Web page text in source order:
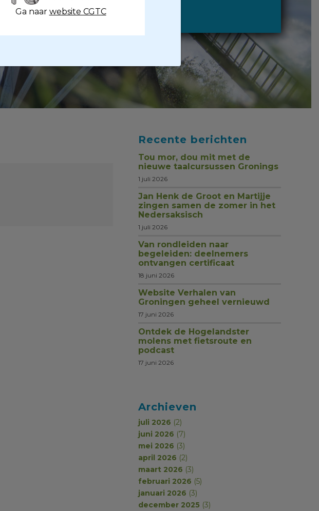
Recente berichten
Tou mor, dou mit met de
nieuwe taalcursussen Gronings
1 juli 2026
Jan Henk de Groot en Martijje
zingen samen de zomer in het
Nedersaksisch
1 juli 2026
Van rondleiden naar
begeleiden: deelnemers
ontvangen certificaat
18 juni 2026
Website Verhalen van
Groningen geheel vernieuwd
17 juni 2026
Ontdek de Hogelandster
molens met fietsroute en
podcast
17 juni 2026
Archieven
juli 2026 (2)
juni 2026 (7)
mei 2026 (3)
april 2026 (2)
maart 2026 (3)
februari 2026 (5)
januari 2026 (3)
december 2025 (3)
Ga naar website CGTC